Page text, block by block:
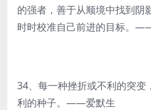
的强者，善于从顺境中找到阴
时时校准自己前进的目标。
34、每一种挫折或不利的突变
利的种子。——爱默生